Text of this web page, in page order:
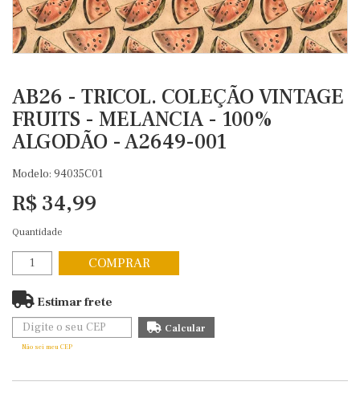
AB26 - TRICOL. COLEÇÃO VINTAGE
FRUITS - MELANCIA - 100%
ALGODÃO - A2649-001
Modelo: 94035C01
R$ 34,99
Quantidade
COMPRAR
Estimar frete
Não sei meu CEP